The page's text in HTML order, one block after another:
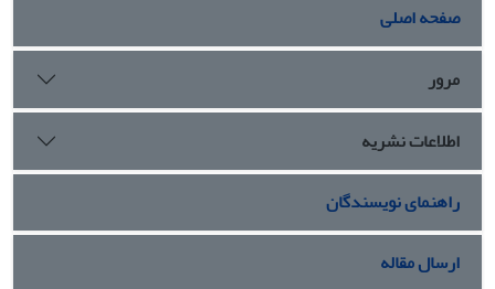
صفحه اصلی
مرور
اطلاعات نشریه
راهنمای نویسندگان
ارسال مقاله